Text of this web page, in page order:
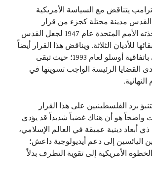
يتناقض مع السياسة الأمريكية
القدس مدينة محتلة كجزء من قرار
التقسيم الذي اتخذته الأمم المتحدة عام 1947 لجعل القدس
للأديان الثلاثة. ويناقض هذا القرار أيضاً
الالتزام الأمريكي باتفاقية أوسلو لعام 1993؛ حيث تبقى
القضايا الرئيسة الواجب تسويتها في
برد الفلسطينيين على هذا القرار
واضحاً هو أن هناك غضباً شديداً قد يؤدي
أبعاد دينية عميقة في العالم الإسلامي،
اليائسين إلى دعم أيديولوجية داعش؛
الأمريكية إلى تقوية التطرف بدلاً